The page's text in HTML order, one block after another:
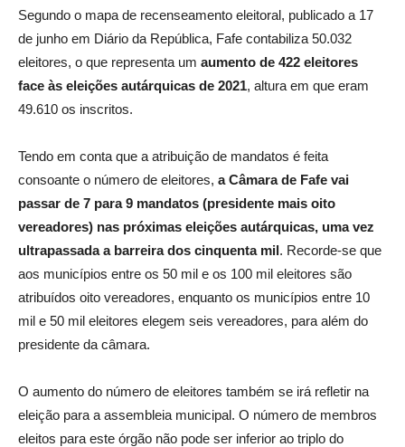
Segundo o mapa de recenseamento eleitoral, publicado a 17
de junho em Diário da República, Fafe contabiliza 50.032
eleitores, o que representa um aumento de 422 eleitores
face às eleições autárquicas de 2021, altura em que eram
49.610 os inscritos.
Tendo em conta que a atribuição de mandatos é feita
consoante o número de eleitores, a Câmara de Fafe vai
passar de 7 para 9 mandatos (presidente mais oito
vereadores) nas próximas eleições autárquicas, uma vez
ultrapassada a barreira dos cinquenta mil. Recorde-se que
aos municípios entre os 50 mil e os 100 mil eleitores são
atribuídos oito vereadores, enquanto os municípios entre 10
mil e 50 mil eleitores elegem seis vereadores, para além do
presidente da câmara.
O aumento do número de eleitores também se irá refletir na
eleição para a assembleia municipal. O número de membros
eleitos para este órgão não pode ser inferior ao triplo do